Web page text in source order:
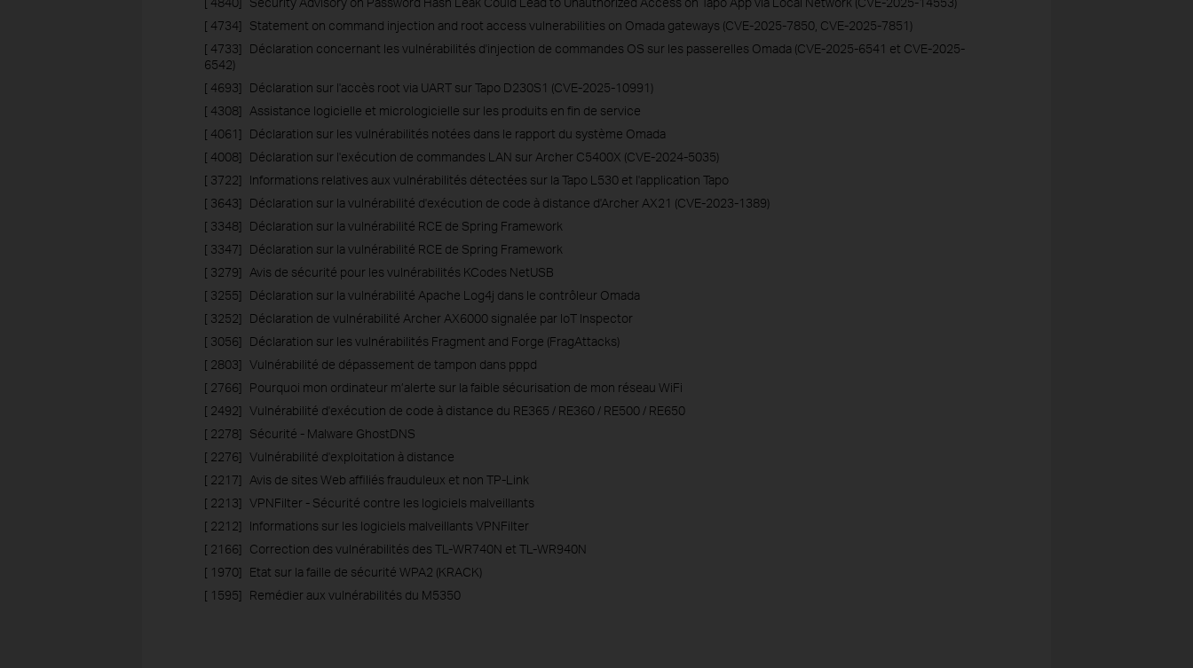
[ 4734]
Statement on command injection and root access vulnerabilities on Omada gateways (CVE-2025-7850, CVE-2025-7851)
[ 4733]
Déclaration concernant les vulnérabilités d'injection de commandes OS sur les passerelles Omada (CVE-2025-6541 et CVE-2025-
6542)
[ 4693]
Déclaration sur l'accès root via UART sur Tapo D230S1 (CVE-2025-10991)
[ 4308]
Assistance logicielle et micrologicielle sur les produits en fin de service
[ 4061]
Déclaration sur les vulnérabilités notées dans le rapport du système Omada
[ 4008]
Déclaration sur l'exécution de commandes LAN sur Archer C5400X (CVE-2024-5035)
[ 3722]
Informations relatives aux vulnérabilités détectées sur la Tapo L530 et l'application Tapo
[ 3643]
Déclaration sur la vulnérabilité d'exécution de code à distance d'Archer AX21 (CVE-2023-1389)
[ 3348]
Déclaration sur la vulnérabilité RCE de Spring Framework
[ 3347]
Déclaration sur la vulnérabilité RCE de Spring Framework
[ 3279]
Avis de sécurité pour les vulnérabilités KCodes NetUSB
[ 3255]
Déclaration sur la vulnérabilité Apache Log4j dans le contrôleur Omada
[ 3252]
Déclaration de vulnérabilité Archer AX6000 signalée par IoT Inspector
[ 3056]
Déclaration sur les vulnérabilités Fragment and Forge (FragAttacks)
[ 2803] Vulnérabilité de dépassement de tampon dans pppd
[ 2766]
Pourquoi mon ordinateur m’alerte sur la faible sécurisation de mon réseau WiFi
[ 2492] Vulnérabilité d'exécution de code à distance du RE365 / RE360 / RE500 / RE650
[ 2278]
Sécurité - Malware GhostDNS
[ 2276] Vulnérabilité d'exploitation à distance
[ 2217]
Avis de sites Web affiliés frauduleux et non TP-Link
[ 2213] VPNFilter - Sécurité contre les logiciels malveillants
[ 2212]
Informations sur les logiciels malveillants VPNFilter
[ 2166]
Correction des vulnérabilités des TL-WR740N et TL-WR940N
[ 1970]
Etat sur la faille de sécurité WPA2 (KRACK)
[ 1595]
Remédier aux vulnérabilités du M5350